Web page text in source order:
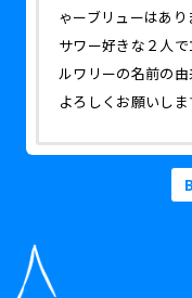
ゃーブリューはあり
サワー好きな２人
ルワリーの名前の由
よろしくお願いしま